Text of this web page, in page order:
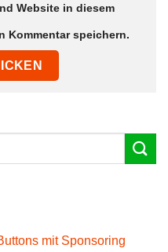
Website in diesem
Kommentar speichern.
mit Sponsoring